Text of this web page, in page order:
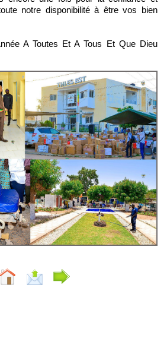
notre disponibilité à être vos bien
A Toutes Et A Tous Et Que Dieu